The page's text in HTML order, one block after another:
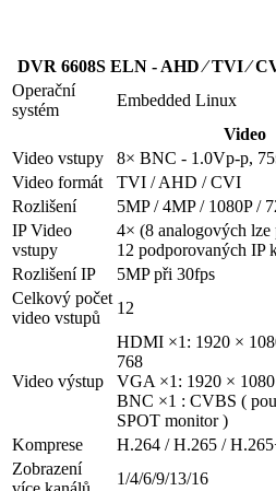
DVR 6608S ELN - AHD ⁄ TVI ⁄
Operační
systém
Embedded Linux
Video
Video vstupy
8× BNC - 1.0Vp-p,
Video formát
TVI / AHD / CVI
Rozlišení
5MP / 4MP / 1080P /
IP Video
vstupy
4× (8 analogových lze
12 podporovaných IP
Rozlišení IP
5MP při 30fps
Celkový počet
video vstupů
12
Video výstup
HDMI ×1: 1920 ×
768
VGA ×1: 1920 ×
BNC ×1 : CVBS (
SPOT monitor )
Komprese
H.264 / H.265 /
Zobrazení
1/4/6/9/13/16